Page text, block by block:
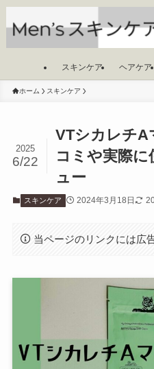
スキンケア ヘアケア
ホーム スキンケア
VTシカレチA
コミや実際
ュー
2025
6/22
スキンケア 2024年3月18日
当ページのリンクには広